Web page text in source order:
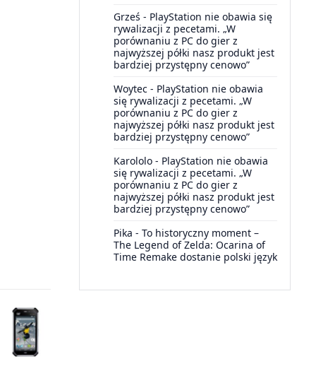
Grześ - PlayStation nie obawia się
rywalizacji z pecetami. „W
porównaniu z PC do gier z
najwyższej półki nasz produkt jest
bardziej przystępny cenowo”
Woytec - PlayStation nie obawia
się rywalizacji z pecetami. „W
porównaniu z PC do gier z
najwyższej półki nasz produkt jest
bardziej przystępny cenowo”
Karololo - PlayStation nie obawia
się rywalizacji z pecetami. „W
porównaniu z PC do gier z
najwyższej półki nasz produkt jest
bardziej przystępny cenowo”
Pika - To historyczny moment –
The Legend of Zelda: Ocarina of
Time Remake dostanie polski język